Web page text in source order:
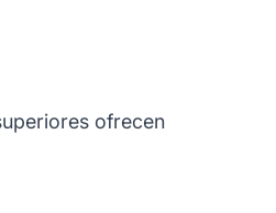
ofrecen